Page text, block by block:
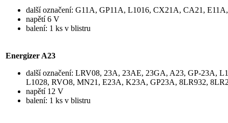
další označení: G11A, GP11A, L1016, CX21A, CA21,
napětí 6 V
balení: 1 ks v blistru
Energizer A23
další označení: LRV08, 23A, 23AE, 23GA, A23, GP-23A,
L1028, RVO8, MN21, E23A, K23A, GP23A, 8LR932,
napětí 12 V
balení: 1 ks v blistru